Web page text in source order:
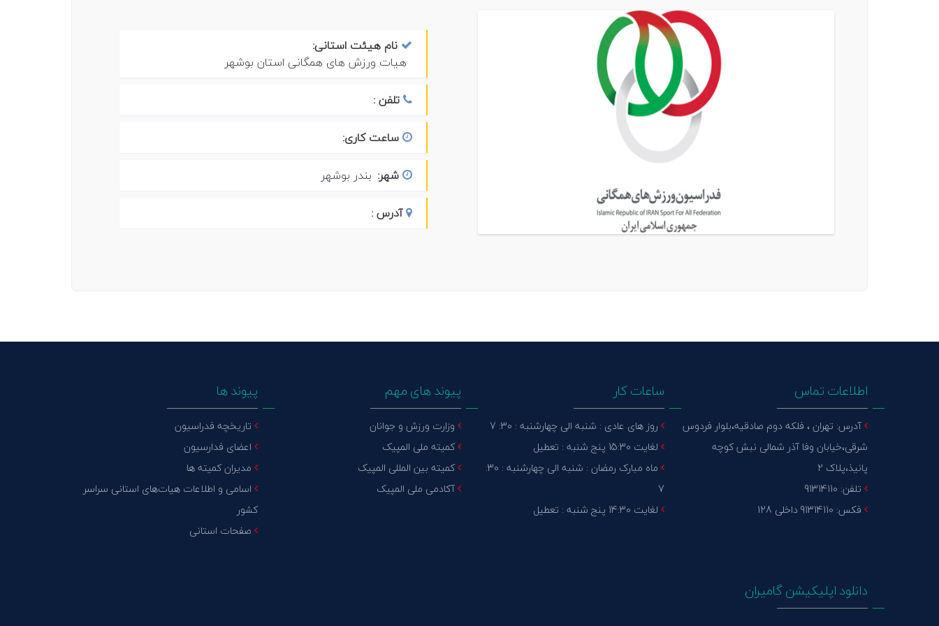
نام هیئت استانی:
هیات ورزش های همگانی استان بوشهر
تلفن :
ساعت کاری:
شهر: بندر بوشهر
آدرس :
اطلاعات تماس
آدرس: تهران ، فلکه دوم صادقیه،بلوار فردوس
شرقی،خیابان وفا آذر شمالی نبش کوچه
پانیذ،پلاک 2
تلفن: 91314110
فکس: 91314110 داخلی 128
ساعات کار
روز های عادی : شنبه الی چهارشنبه : 30: 7
لغایت 15:30 پنج شنبه : تعطیل
ماه مبارک رمضان : شنبه الی چهارشنبه : 30:
7
لغایت 14:30 پنج شنبه : تعطیل
پیوند های مهم
وزارت ورزش و جوانان
کمیته ملی المپیک
کمیته بین المللی المپیک
آکادمی ملی المپیک
پیوند ها
تاریخچه فدراسیون
اعضای فدارسیون
مدیران کمیته ها
اسامی و اطلاعات هیات‌های استانی سراسر
کشور
صفحات استانی
دانلود اپلیکیشن گامیران